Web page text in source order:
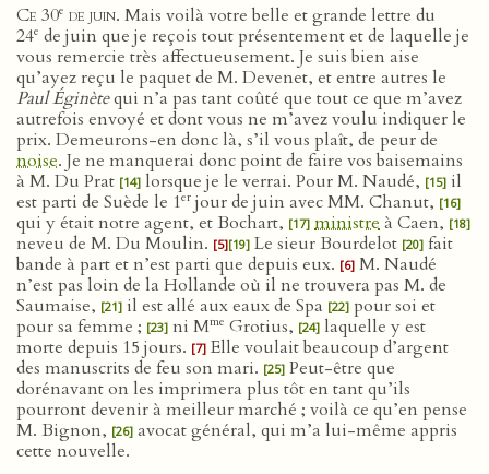
Ce 30e de juin. Mais voilà votre belle et grande lettre du
24e de juin que je reçois tout présentement et de laquelle je
vous remercie très affectueusement. Je suis bien aise
qu’ayez reçu le paquet de M. Devenet, et entre autres le
Paul Éginètequi n’a pas tant coûté que tout ce que m’avez
autrefois envoyé et dont vous ne m’avez voulu indiquer le
prix. Demeurons-en donc là, s’il vous plaît, de peur de
noise. Je ne manquerai donc point de faire vos baisemains
à M. Du Prat [14] lorsque je le verrai. Pour M. Naudé, [15] il
est parti de Suède le 1er jour de juin avec MM. Chanut, [16]
qui y était notre agent, et Bochart, [17] ministreà Caen, [18]
neveu de M. Du Moulin. [5][19] Le sieur Bourdelot [20] fait
bande à part et n’est parti que depuis eux. [6] M. Naudé
n’est pas loin de la Hollande où il ne trouvera pas M. de
Saumaise, [21] il est allé aux eaux de Spa [22] pour soi et
pour sa femme ; [23] ni Mme Grotius, [24] laquelle y est
morte depuis 15 jours. [7] Elle voulait beaucoup d’argent
des manuscrits de feu son mari. [25] Peut-être que
dorénavant on les imprimera plus tôt en tant qu’ils
pourront devenir à meilleur marché ; voilà ce qu’en pense
M. Bignon, [26] avocat général, qui m’a lui-même appris
cette nouvelle.